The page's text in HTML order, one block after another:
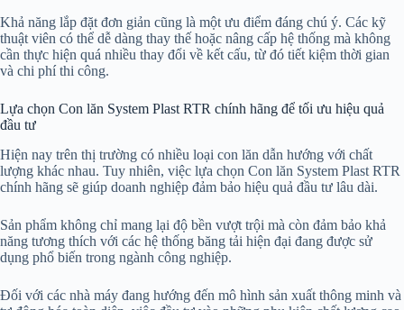
Khả năng lắp đặt đơn giản cũng là một ưu điểm đáng chú ý. Các kỹ
thuật viên có thể dễ dàng thay thế hoặc nâng cấp hệ thống mà không
cần thực hiện quá nhiều thay đổi về kết cấu, từ đó tiết kiệm thời gian
và chi phí thi công.
Lựa chọn Con lăn System Plast RTR chính hãng để tối ưu hiệu quả
đầu tư
Hiện nay trên thị trường có nhiều loại con lăn dẫn hướng với chất
lượng khác nhau. Tuy nhiên, việc lựa chọn Con lăn System Plast RTR
chính hãng sẽ giúp doanh nghiệp đảm bảo hiệu quả đầu tư lâu dài.
Sản phẩm không chỉ mang lại độ bền vượt trội mà còn đảm bảo khả
năng tương thích với các hệ thống băng tải hiện đại đang được sử
dụng phổ biến trong ngành công nghiệp.
Đối với các nhà máy đang hướng đến mô hình sản xuất thông minh và